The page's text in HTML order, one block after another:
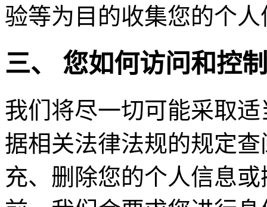
验等为目的收集您的个人
三、 您如何访问和控
我们将尽一切可能采取
据相关法律法规的规定
充、删除您的个人信息